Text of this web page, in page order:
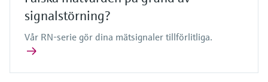
signalstörning?
Vår RN-serie gör dina mätsignaler tillförlitliga.